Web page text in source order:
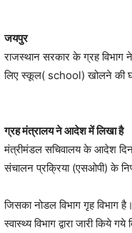
जयपुर
राजस्थान सरकार के ग्रह विभाग
लिए स्कूल( school) खोलने की
ग्रह मंत्रालय ने आदेश में लिखा है
मंत्रीमंडल सचिवालय के आदेश
संचालन प्रक्रिया (एसओपी) के
जिसका नोडल विभाग गृह विभाग
स्वास्थ्य विभाग द्वारा जारी किये